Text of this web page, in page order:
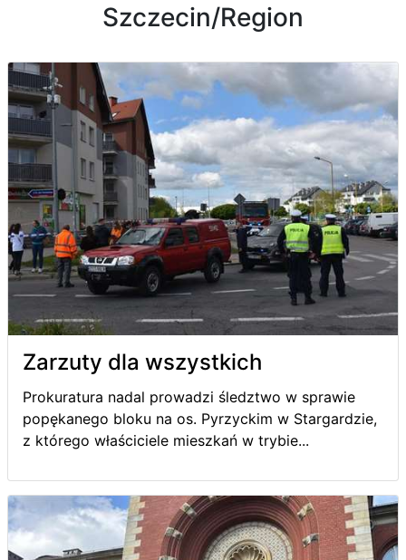
Szczecin/Region
Zarzuty dla wszystkich
Prokuratura nadal prowadzi śledztwo w sprawie
popękanego bloku na os. Pyrzyckim w Stargardzie,
z którego właściciele mieszkań w trybie...